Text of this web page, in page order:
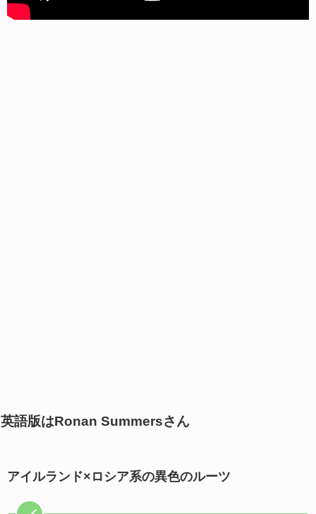
英語版はRonan Summersさん
アイルランド×ロシア系の異色のルーツ